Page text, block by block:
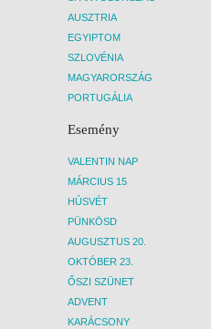
AUSZTRIA
EGYIPTOM
SZLOVÉNIA
MAGYARORSZÁG
PORTUGÁLIA
Esemény
VALENTIN NAP
MÁRCIUS 15
HÚSVÉT
PÜNKÖSD
AUGUSZTUS 20.
OKTÓBER 23.
ŐSZI SZÜNET
ADVENT
KARÁCSONY